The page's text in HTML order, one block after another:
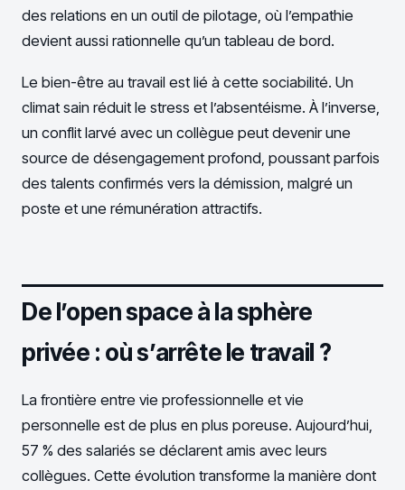
des relations en un outil de pilotage, où l’empathie
devient aussi rationnelle qu’un tableau de bord.
Le bien-être au travail est lié à cette sociabilité. Un
climat sain réduit le stress et l’absentéisme. À l’inverse,
un conflit larvé avec un collègue peut devenir une
source de désengagement profond, poussant parfois
des talents confirmés vers la démission, malgré un
poste et une rémunération attractifs.
De l’open space à la sphère
privée : où s’arrête le travail ?
La frontière entre vie professionnelle et vie
personnelle est de plus en plus poreuse. Aujourd’hui,
57 % des salariés se déclarent amis avec leurs
collègues. Cette évolution transforme la manière dont